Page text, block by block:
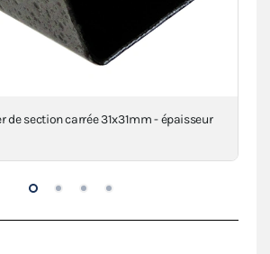
de section carrée 31x31mm - épaisseur